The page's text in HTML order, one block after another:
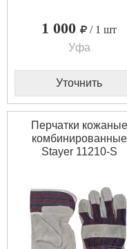
1 000
/ 1 шт
Уфа
Уточнить
Перчатки кожаные
комбинированные
Stayer 11210-S